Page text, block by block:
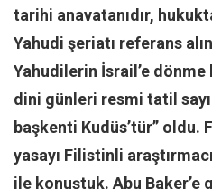
Ömer Kayani
Yusuf Armağan
Hasanali Yıldırım
Leyla Şerif Emin
Selçuk Türkyılmaz
Mehmet Ali Tekin
tarihi anavatanıdır,
Yahudi şeriatı referans
Yahudilerin İsrail’e dönme
dini günleri resmi tatil
başkenti Kudüs’tür”
yasayı Filistinli
ile konuştuk. Abu